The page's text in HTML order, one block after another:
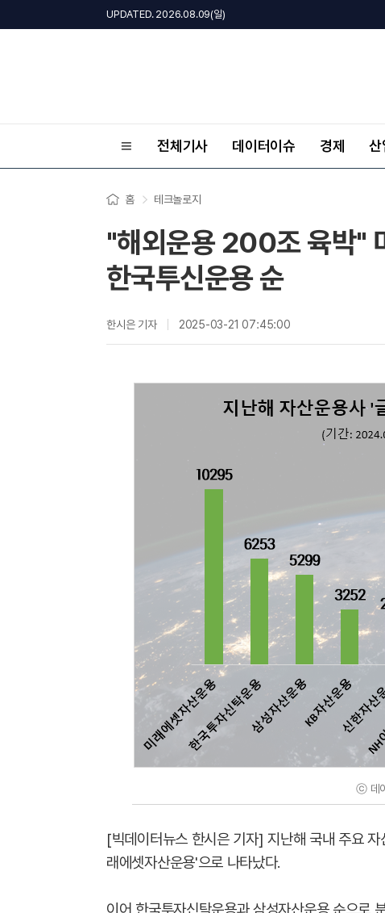
UPDATED. 2026.08.09(일)
전체기사 데이터이슈 경제 산
홈 테크놀로지
"해외운용 200조 육박"
한국투신운용 순
한시은 기자 2025-03-21 07:45:00
ⓒ 데
[빅데이터뉴스 한시은 기자] 지난해 국내 주요
래에셋자산운용'으로 나타났다.